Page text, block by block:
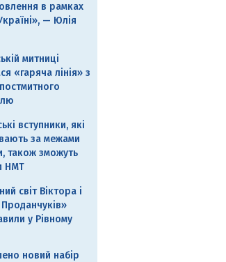
в рамках
— Юлія
митниці
«гаряча лінія» з
вступники, які
за межами
також зможуть
НМТ
світ Віктора і
Проданчуків»
у Рівному
новий набір